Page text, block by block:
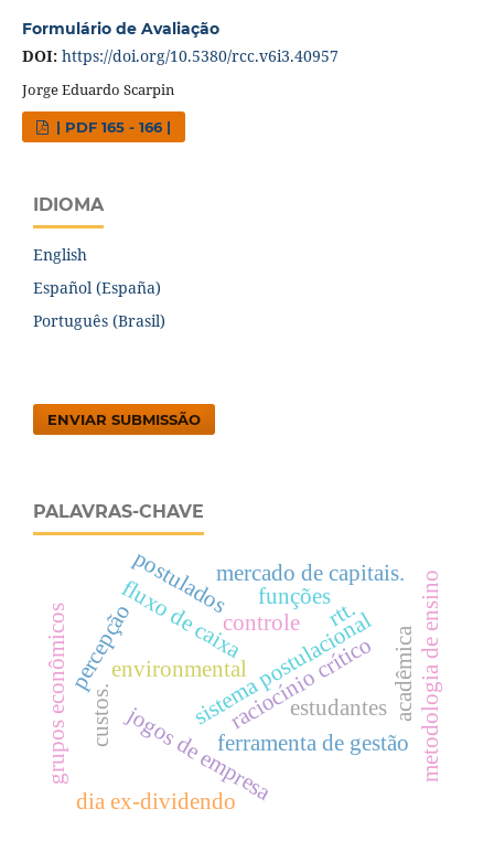
Formulário de Avaliação
DOI: https://doi.org/10.5380/rcc.v6i3.40957
Jorge Eduardo Scarpin
| PDF 165 - 166 |
IDIOMA
English
Español (España)
Português (Brasil)
ENVIAR SUBMISSÃO
PALAVRAS-CHAVE
environmentalsistema postulacional
fluxo de caixa
ferramenta de gestão
controle
raciocínio crítico
jogos de empresa metodologia de ensino
funções
percepção
estudantes
postulados
grupos econômicos acadêmica
custos.
dia ex-dividendo
mercado de capitais.
rtt.